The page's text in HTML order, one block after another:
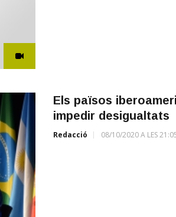
Els països
impedir desigualtats
Redacció 08/10/2020 A LES